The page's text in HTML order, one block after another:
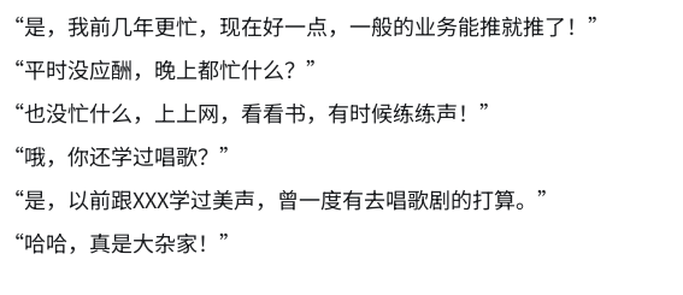
“是，我前几年更忙，现在好一点，一般的业务能推就推了！”
“平时没应酬，晚上都忙什么？”
“也没忙什么，上上网，看看书，有时候练练声！”
“哦，你还学过唱歌？”
“是，以前跟XXX学过美声，曾一度有去唱歌剧的打算。”
“哈哈，真是大杂家！”